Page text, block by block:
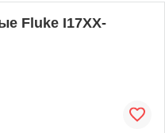
Fluke I17XX-